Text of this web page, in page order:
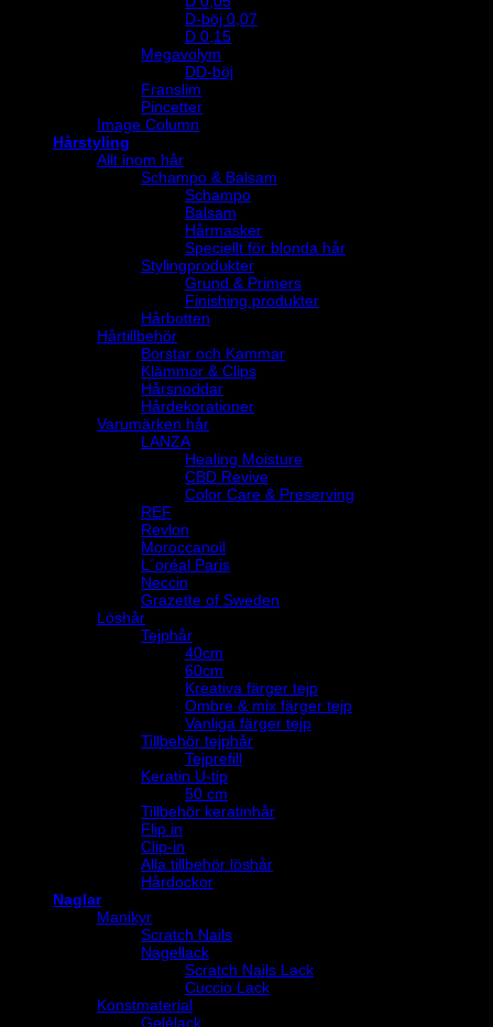
D-böj 0,07
D 0,15
Megavolym
DD-böj
Franslim
Pincetter
Image Column
Hårstyling
Allt inom hår
Schampo & Balsam
Schampo
Balsam
Hårmasker
Speciellt för blonda hår
Stylingprodukter
Grund & Primers
Finishing produkter
Hårbotten
Hårtillbehör
Borstar och Kammar
Klämmor & Clips
Hårsnoddar
Hårdekorationer
Varumärken hår
LANZA
Healing Moisture
CBD Revive
Color Care & Preserving
REF
Revlon
Moroccanoil
L´oréal Paris
Neccin
Grazette of Sweden
Löshår
Tejphår
40cm
60cm
Kreativa färger tejp
Ombre & mix färger tejp
Vanliga färger tejp
Tillbehör tejphår
Tejprefill
Keratin U-tip
50 cm
Tillbehör keratinhår
Flip in
Clip-in
Alla tillbehör löshår
Hårdockor
Naglar
Manikyr
Scratch Nails
Nagellack
Scratch Nails Lack
Cuccio Lack
Konstmaterial
Gelélack